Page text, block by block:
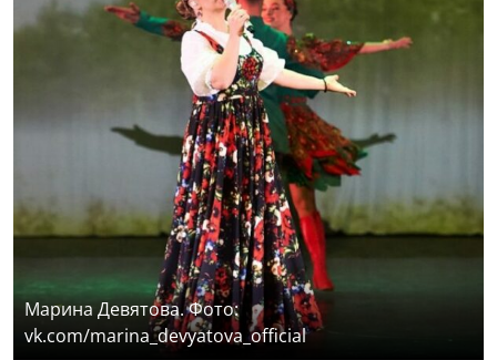
Марина Девятова. Фото:
vk.com/marina_devyatova_official